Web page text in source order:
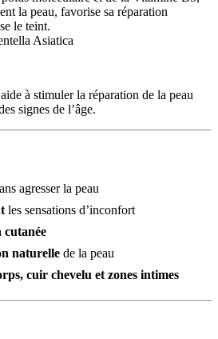
la peau, favorise sa réparation
le teint.
Asiatica
à stimuler la réparation de la peau
signes de l’âge.
agresser la peau
les sensations d’inconfort
naturelle de la peau
cuir chevelu et zones intimes